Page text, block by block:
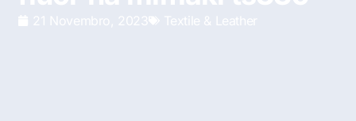
21 Novembro, 2023 Textile & Leather